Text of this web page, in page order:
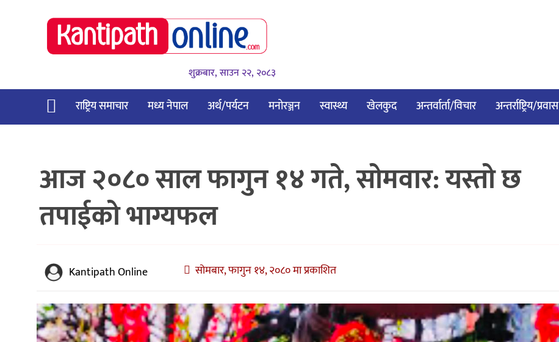
शुक्रबार, साउन २२, २०८३
राष्ट्रिय समाचार मध्य नेपाल अर्थ/पर्यटन मनोरञ्जन स्वास्थ्य खेलकुद अन्तर्वार्ता/विचार अन्तर्राष्ट्रिय/प्रवास
आज २०८० साल फागुन १४ गते, साेमवार: यस्तो छ
तपाईको भाग्यफल
Kantipath Online सोमबार, फागुन १४, २०८० मा प्रकाशित